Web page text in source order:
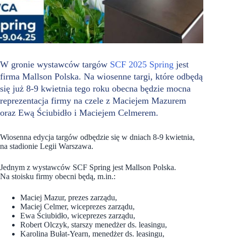
W gronie wystawców targów SCF 2025 Spring jest
firma Mallson Polska. Na wiosenne targi, które odbędą
się już 8-9 kwietnia tego roku obecna będzie mocna
reprezentacja firmy na czele z Maciejem Mazurem
oraz Ewą Ściubidło i Maciejem Celmerem.
Wiosenna edycja targów odbędzie się w dniach 8-9 kwietnia,
na stadionie Legii Warszawa.
Jednym z wystawców SCF Spring jest Mallson Polska.
Na stoisku firmy obecni będą, m.in.:
Maciej Mazur, prezes zarządu,
Maciej Celmer, wiceprezes zarządu,
Ewa Ściubidło, wiceprezes zarządu,
Robert Olczyk, starszy menedżer ds. leasingu,
Karolina Bułat-Yearn, menedżer ds. leasingu,